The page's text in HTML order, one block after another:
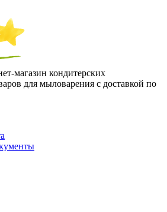
магазин кондитерских
для мыловарения с доставкой по